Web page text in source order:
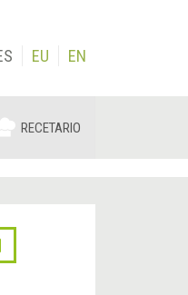
EU EN
RECETARIO